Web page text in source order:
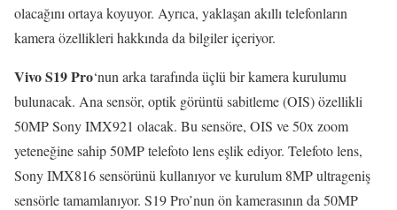
olacağını ortaya koyuyor. Ayrıca, yaklaşan akıllı telefonların
kamera özellikleri hakkında da bilgiler içeriyor.
Vivo S19 Pro‘nun arka tarafında üçlü bir kamera kurulumu
bulunacak. Ana sensör, optik görüntü sabitleme (OIS) özellikli
50MP Sony IMX921 olacak. Bu sensöre, OIS ve 50x zoom
yeteneğine sahip 50MP telefoto lens eşlik ediyor. Telefoto lens,
Sony IMX816 sensörünü kullanıyor ve kurulum 8MP ultrageniş
sensörle tamamlanıyor. S19 Pro’nun ön kamerasının da 50MP